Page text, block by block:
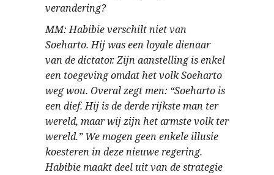
verandering?
MM: Habibie verschilt niet van
Soeharto. Hij was een loyale dienaar
van de dictator. Zijn aanstelling is enkel
een toegeving omdat het volk Soeharto
weg wou. Overal zegt men: “Soeharto is
een dief. Hij is de derde rijkste man ter
wereld, maar wij zijn het armste volk ter
wereld.” We mogen geen enkele illusie
koesteren in deze nieuwe regering.
Habibie maakt deel uit van de strategie